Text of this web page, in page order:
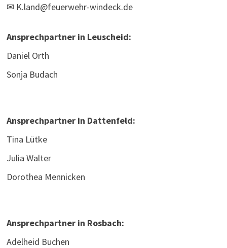
✉ K.land@feuerwehr-windeck.de
Ansprechpartner in Leuscheid:
Daniel Orth
Sonja Budach
Ansprechpartner in Dattenfeld:
Tina Lütke
Julia Walter
Dorothea Mennicken
Ansprechpartner in Rosbach:
Adelheid Buchen